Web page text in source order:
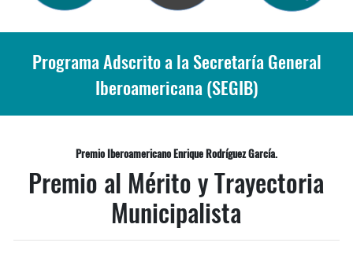
Programa Adscrito a la Secretaría General
Iberoamericana (SEGIB)
Premio Iberoamericano Enrique Rodríguez García.
Premio al Mérito y Trayectoria
Municipalista